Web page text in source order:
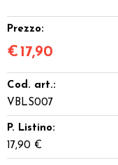
Prezzo:
€ 17,90
Cod. art.:
VBLS007
P. Listino:
17,90 €